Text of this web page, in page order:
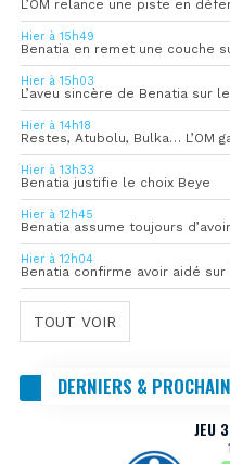
L’OM relance une piste en
Hier à 15h49
Benatia en remet une couche
Hier à 15h03
L’aveu sincère de Benatia sur
Hier à 14h18
Hier à 13h33
Benatia justifie le choix Beye
Hier à 12h45
Benatia assume toujours
Hier à 12h04
Benatia confirme avoir aidé
TOUT VOIR
DERNIERS &
JEU